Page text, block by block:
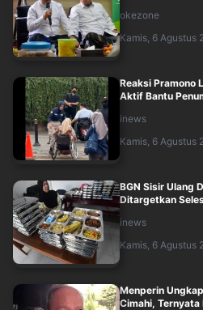
okezone
Kamis, 6 Agustus
Reaksi Pramono
Aktif Bantu
inews
Kamis, 6 Agustus
BGN Sisir Ulang
Ditargetkan
inews
Kamis, 6 Agustus
Menperin
Cimahi, Ternyata